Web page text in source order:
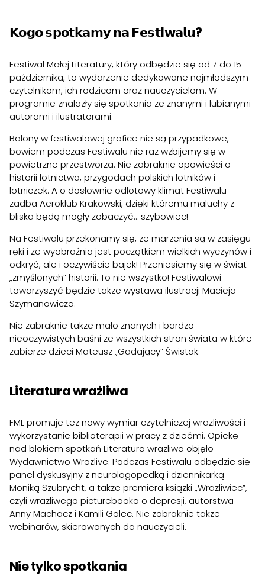
𝗞𝗼𝗴𝗼 𝘀𝗽𝗼𝘁𝗸𝗮𝗺𝘆 𝗻𝗮 𝗙𝗲𝘀𝘁𝗶𝘄𝗮𝗹𝘂?
Festiwal Małej Literatury, który odbędzie się od 7 do 15
października, to wydarzenie dedykowane najmłodszym
czytelnikom, ich rodzicom oraz nauczycielom. W
programie znalazły się spotkania ze znanymi i lubianymi
autorami i ilustratorami.
Balony w festiwalowej grafice nie są przypadkowe,
bowiem podczas Festiwalu nie raz wzbijemy się w
powietrzne przestworza. Nie zabraknie opowieści o
historii lotnictwa, przygodach polskich lotników i
lotniczek. A o dosłownie odlotowy klimat Festiwalu
zadba Aeroklub Krakowski, dzięki któremu maluchy z
bliska będą mogły zobaczyć… szybowiec!
Na Festiwalu przekonamy się, że marzenia są w zasięgu
ręki i że wyobraźnia jest początkiem wielkich wyczynów i
odkryć, ale i oczywiście bajek! Przeniesiemy się w świat
„zmyślonych” historii. To nie wszystko! Festiwalowi
towarzyszyć będzie także wystawa ilustracji Macieja
Szymanowicza.
Nie zabraknie także mało znanych i bardzo
nieoczywistych baśni ze wszystkich stron świata w które
zabierze dzieci Mateusz „Gadający” Świstak.
Literatura wrażliwa
FML promuje też nowy wymiar czytelniczej wrażliwości i
wykorzystanie biblioterapii w pracy z dziećmi. Opiekę
nad blokiem spotkań Literatura wrażliwa objęło
Wydawnictwo Wrażlive. Podczas Festiwalu odbędzie się
panel dyskusyjny z neurologopedką i dziennikarką
Moniką Szubrycht, a także premiera książki „Wrażliwiec”,
czyli wrażliwego picturebooka o depresji, autorstwa
Anny Machacz i Kamili Golec. Nie zabraknie także
webinarów, skierowanych do nauczycieli.
Nie tylko spotkania